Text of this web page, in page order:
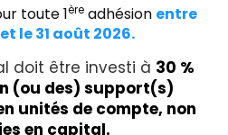
toute 1ère adhésion entre
le 31 août 2026.
doit être investi à 30 %
(ou des) support(s)
unités de compte, non
en capital.